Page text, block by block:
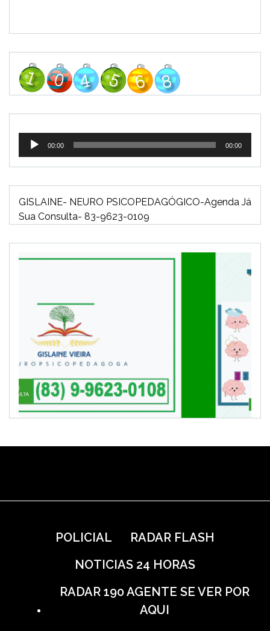
Tocador
áudio
00:00 00:00
GISLAINE- NEURO PSICOPEDAGÓGICO-Agenda Já
Sua Consulta- 83-9623-0109
POLICIAL
RADAR FLASH
NOTICIAS 24 HORAS
RADAR 190 AGENTE SE VER POR
AQUI